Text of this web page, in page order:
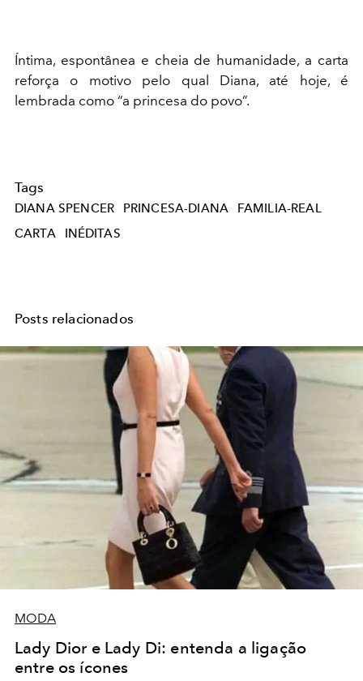
Íntima, espontânea e cheia de humanidade, a carta
reforça o motivo pelo qual Diana, até hoje, é
lembrada como “a princesa do povo”.
Tags
DIANA SPENCER PRINCESA-DIANA
FAMILIA-REAL
CARTA
INÉDITAS
Posts relacionados
MODA
Lady Dior e Lady Di: entenda a ligação
entre os ícones